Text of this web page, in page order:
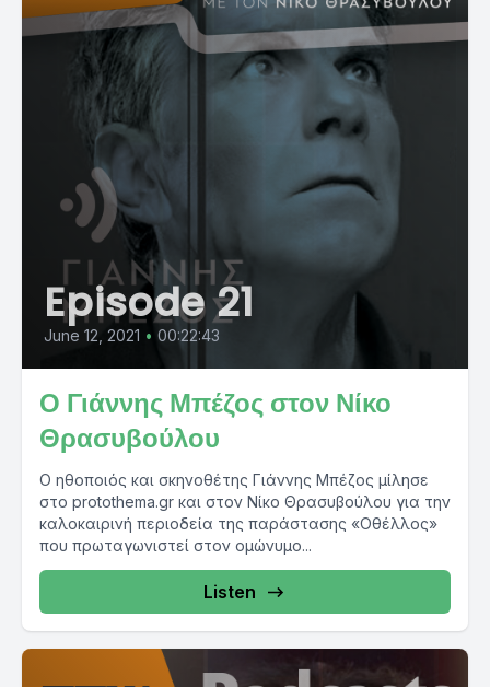
Episode 21
June 12, 2021 • 00:22:43
Ο Γιάννης Μπέζος στον Νίκο
Θρασυβούλου
Ο ηθοποιός και σκηνοθέτης Γιάννης Μπέζος μίλησε
στο protothema.gr και στον Νίκο Θρασυβούλου για την
καλοκαιρινή περιοδεία της παράστασης «Οθέλλος»
που πρωταγωνιστεί στον ομώνυμο...
Listen